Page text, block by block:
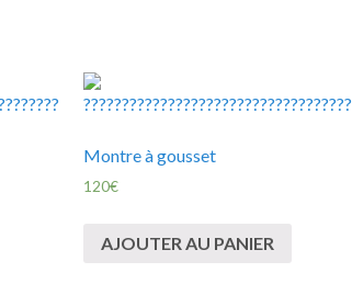
Montre à gousset
120€
AJOUTER AU PANIER